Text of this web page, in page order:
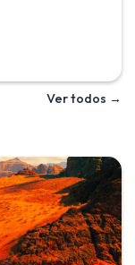
ciudad de
conocer su
fascinarse
que emanan
ciudad
ello con
y trayecto
Ver todos →